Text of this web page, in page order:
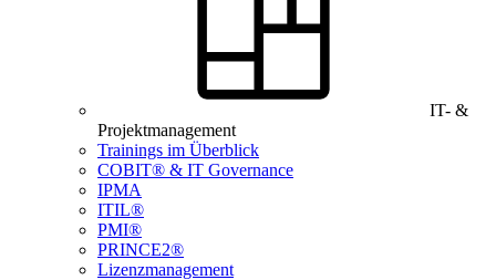
IT- &
Projektmanagement
Trainings im Überblick
COBIT® & IT Governance
IPMA
ITIL®
PMI®
PRINCE2®
Lizenzmanagement